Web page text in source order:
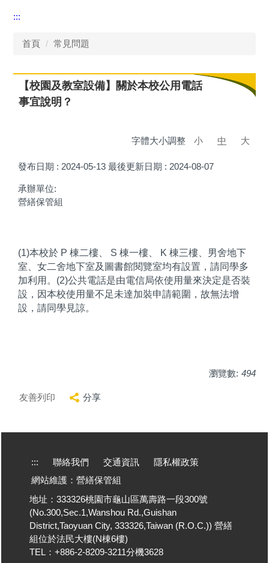
:::
首頁 常見問題
【校園及教室設備】關於本校公用電話
事宜說明？
字體大小調整 小 中 大
發布日期 : 2024-05-13 最後更新日期 : 2024-08-07
承辦單位:
營繕保管組
(1)本校於 P 棟二樓、 S 棟一樓、 K 棟三樓、男舍地下
室、女二舍地下室及圖書館閱覽室均有設置，請同學多
加利用。(2)公共電話是由電信局依使用量來決定是否裝
設，因本校使用量不足未達加裝申請範圍，故無法增
設，請同學見諒。
瀏覽數: 494
友善列印 分享
::: 聯絡我們 交通資訊
隱私權政策
網站維護：營繕保管組
地址：333326桃園市龜山區萬壽路一段300號
(No.300,Sec.1,Wanshou Rd.,Guishan
District,Taoyuan City, 333326,Taiwan (R.O.C.)) 營繕
組位於法民大樓(N棟6樓)
TEL：+886-2-8209-3211分機3628